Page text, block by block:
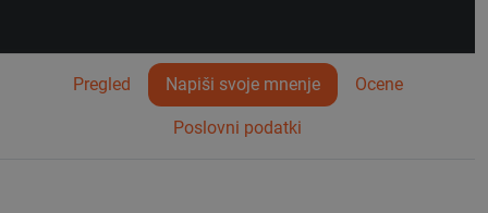
Pregled Napiši svoje mnenje Ocene
Poslovni podatki